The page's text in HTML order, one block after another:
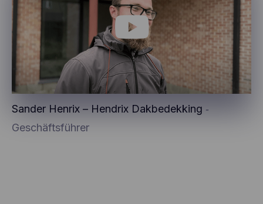
Sander Henrix – Hendrix Dakbedekking ‐
Geschäftsführer